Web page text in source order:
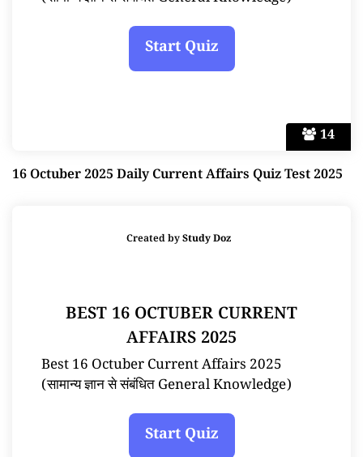
14
16 Octuber 2025 Daily Current Affairs Quiz Test 2025
Created byStudy Doz
BEST 16 OCTUBER CURRENT
AFFAIRS 2025
Best 16 Octuber Current Affairs 2025
(सामान्य ज्ञान से संबंधित General Knowledge)